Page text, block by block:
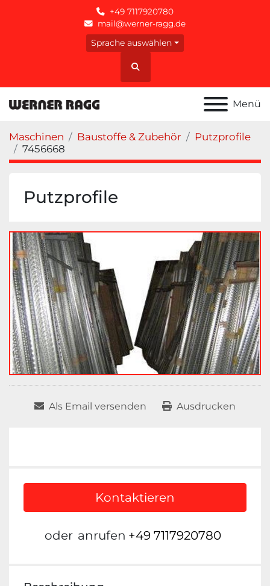
+49 7117920780
mail@werner-ragg.de
Sprache auswählen
Suche
Menü
Maschinen Baustoffe & Zubehör
Putzprofile
7456668
Putzprofile
Als Email versenden Ausdrucken
Kontaktieren
oder anrufen +49 7117920780